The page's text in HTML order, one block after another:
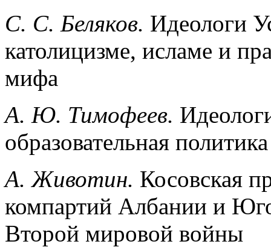
С. С. Беляков. Идеологи
католицизме, исламе и
мифа
А. Ю. Тимофеев.
образовательная
А. Животин. Косовская
компартий Албании и
Второй мировой войны